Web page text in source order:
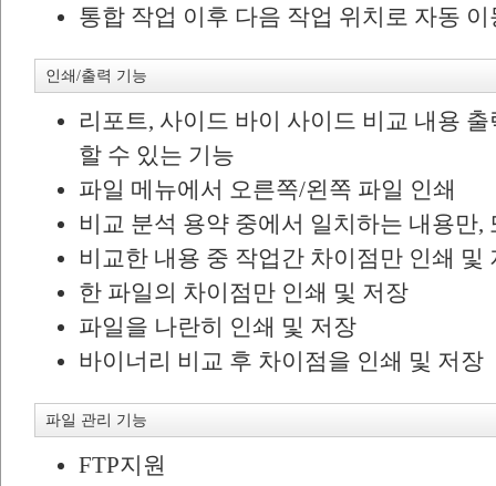
통합 작업 이후 다음 작업 위치로 자동
인쇄/출력 기능
리포트, 사이드 바이 사이드 비교 내용
할 수 있는 기능
파일 메뉴에서 오른쪽/왼쪽 파일 인쇄
비교 분석 용약 중에서 일치하는 내용만,
비교한 내용 중 작업간 차이점만 인쇄 및
한 파일의 차이점만 인쇄 및 저장
파일을 나란히 인쇄 및 저장
바이너리 비교 후 차이점을 인쇄 및 저장
파일 관리 기능
FTP지원